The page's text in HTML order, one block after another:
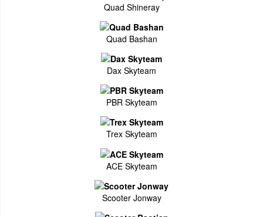
Quad Shineray
Quad Bashan
Dax Skyteam
PBR Skyteam
Trex Skyteam
ACE Skyteam
Scooter Jonway